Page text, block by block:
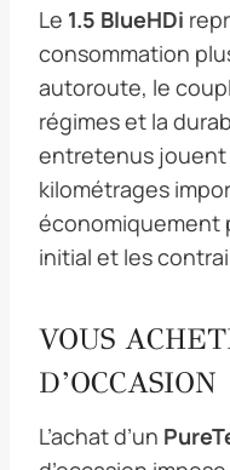
Le 1.5 BlueHDi
consommation
autoroute, le
régimes et la
entretenus jouent
kilométrages
économiquement
initial et les
VOUS
D’OCCASION
L’achat d’un